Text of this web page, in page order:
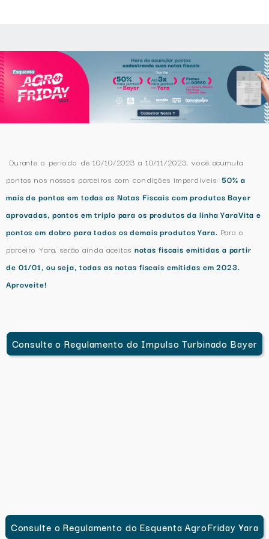
Durante o período de 10/10/2023 a 10/11/2023, você acumula
pontos nos nossos parceiros com condições imperdíveis:50% a
mais de pontos em todas as Notas Fiscais com produtos Bayer
aprovadas, pontos em triplo para os produtos da linha YaraVita e
pontos em dobro para todos os demais produtos Yara. Para o
parceiro Yara, serão ainda aceitas notas fiscais emitidas a partir
de 01/01, ou seja, todas as notas fiscais emitidas em 2023.
Aproveite!
Consulte o Regulamento do Impulso Turbinado Bayer
Consulte o Regulamento do Esquenta AgroFriday Yara